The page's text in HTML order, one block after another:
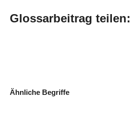
Glossarbeitrag teilen:
Ähnliche Begriffe